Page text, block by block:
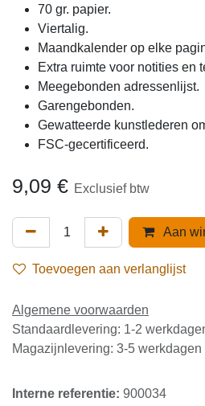
70 gr. papier.
Viertalig.
Maandkalender op elke
Extra ruimte voor notities
Meegebonden adressenlijst.
Garengebonden.
Gewatteerde kunstlederen
FSC-gecertificeerd.
9,09 € Exclusief btw
Aan winkelmandje
Toevoegen aan verlanglijst
Algemene voorwaarden
Magazijnlevering: 3-5 werkdagen